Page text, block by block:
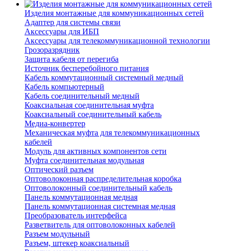
Изделия монтажные для коммуникационных сетей
Адаптер для системы связи
Аксессуары для ИБП
Аксессуары для телекоммуникационной технологии
Грозоразрядник
Защита кабеля от перегиба
Источник бесперебойного питания
Кабель коммутационный системный медный
Кабель компьютерный
Кабель соединительный медный
Коаксиальная соединительная муфта
Коаксиальный соединительный кабель
Медиа-конвертер
Механическая муфта для телекоммуникационных
кабелей
Модуль для активных компонентов сети
Муфта соединительная модульная
Оптический разъем
Оптоволоконная распределительная коробка
Оптоволоконный соединительный кабель
Панель коммутационная медная
Панель коммутационная системная медная
Преобразователь интерфейса
Разветвитель для оптоволоконных кабелей
Разъем модульный
Разъем, штекер коаксиальный